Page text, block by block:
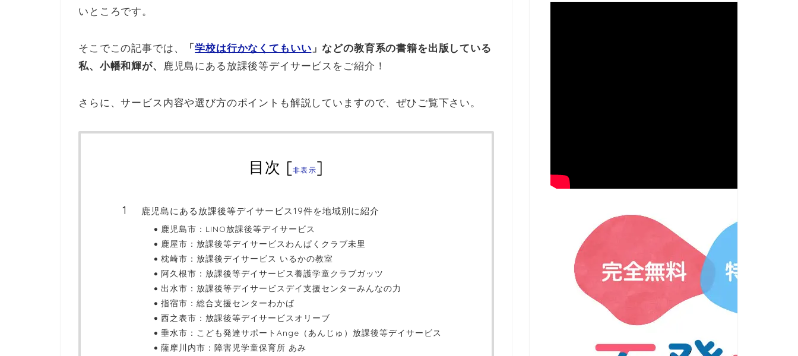
いところです。
そこでこの記事では、 「学校は行かなくてもいい 」などの教育系の書籍を出版している
私、小幡和輝が、
鹿児島にある放課後等デイサービスをご紹介！
さらに、サービス内容や選び方のポイントも解説していますので、ぜひご覧下さい。
目次 [非表示]
鹿児島にある放課後等デイサービス19件を地域別に紹介
鹿児島市：LINO放課後等デイサービス
鹿屋市：放課後等デイサービスわんぱくクラブ未里
枕崎市：放課後デイサービス いるかの教室
阿久根市：放課後等デイサービス養護学童クラブガッツ
出水市：放課後等デイサービスデイ支援センターみんなの力
指宿市：総合支援センターわかば
西之表市：放課後等デイサービスオリーブ
垂水市：こども発達サポートAnge（あんじゅ）放課後等デイサービス
薩摩川内市：障害児学童保育所 あみ